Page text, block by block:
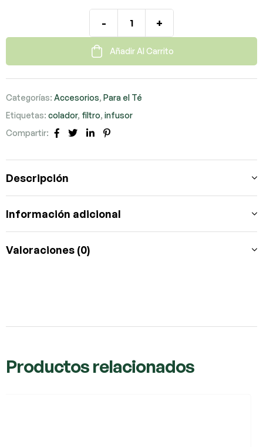
- +
Añadir Al Carrito
Categorías: Accesorios, Para el Té
Etiquetas: colador, filtro, infusor
Compartir:
Facebook
TwitterLinkedIn
Descripción
Información adicional
Valoraciones (0)
Productos relacionados